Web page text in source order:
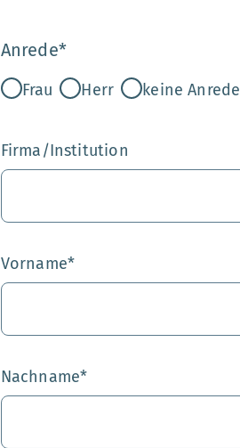
Anrede*
Frau Herr keine Anrede
Firma/Institution
Vorname*
Nachname*